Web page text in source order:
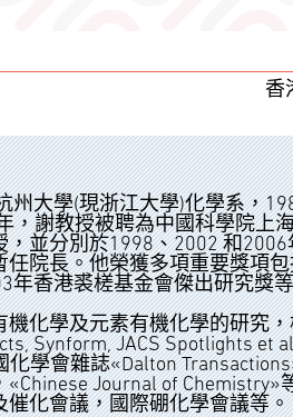
香
州大學(現浙江大學)化學系，
，謝教授被聘為中國科學院上
並分別於1998、2002 和
院長。他榮獲多項重要獎項
年香港裘槎基金會傑出研究獎
化學及元素有機化學的研究
Synform, JACS Spotlights
化學會雜誌«Dalton
«Chinese Journal of
化會議，國際硼化學會議等。